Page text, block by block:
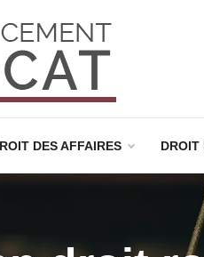
DES AFFAIRES DROIT